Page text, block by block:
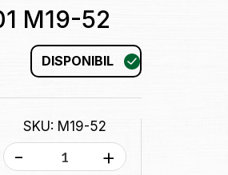
M19-52
DISPONIBIL
SKU: M19-52
- +